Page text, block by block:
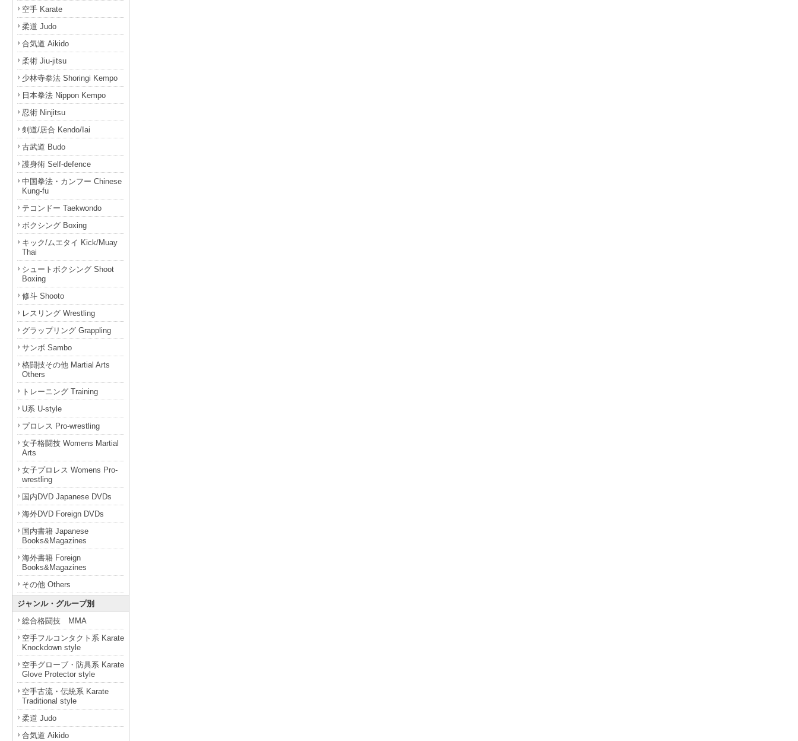
空手 Karate
柔道 Judo
合気道 Aikido
柔術 Jiu-jitsu
少林寺拳法 Shoringi Kempo
日本拳法 Nippon Kempo
忍術 Ninjitsu
剣道/居合 Kendo/Iai
古武道 Budo
護身術 Self-defence
中国拳法・カンフー Chinese
Kung-fu
テコンドー Taekwondo
ボクシング Boxing
キック/ムエタイ Kick/Muay
Thai
シュートボクシング Shoot
Boxing
修斗 Shooto
レスリング Wrestling
グラップリング Grappling
サンボ Sambo
格闘技その他 Martial Arts
Others
トレーニング Training
U系 U-style
プロレス Pro-wrestling
女子格闘技 Womens Martial
Arts
女子プロレス Womens Pro-
wrestling
国内DVD Japanese DVDs
海外DVD Foreign DVDs
国内書籍 Japanese
Books&Magazines
海外書籍 Foreign
Books&Magazines
その他 Others
ジャンル・グループ別
総合格闘技 MMA
空手フルコンタクト系 Karate
Knockdown style
空手グローブ・防具系 Karate
Glove Protector style
空手古流・伝統系 Karate
Traditional style
柔道 Judo
合気道 Aikido